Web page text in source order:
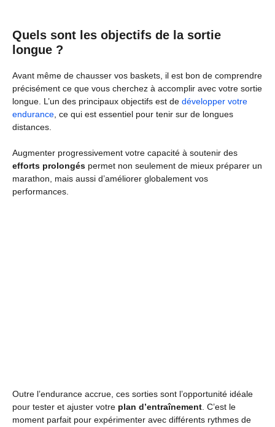
Quels sont les objectifs de la sortie
longue ?
Avant même de chausser vos baskets, il est bon de comprendre
précisément ce que vous cherchez à accomplir avec votre sortie
longue. L’un des principaux objectifs est de développer votre
endurance , ce qui est essentiel pour tenir sur de longues
distances.
Augmenter progressivement votre capacité à soutenir des
efforts prolongés permet non seulement de mieux préparer un
marathon, mais aussi d’améliorer globalement vos
performances.
Outre l’endurance accrue, ces sorties sont l’opportunité idéale
pour tester et ajuster votre plan d’entraînement . C’est le
moment parfait pour expérimenter avec différents rythmes de